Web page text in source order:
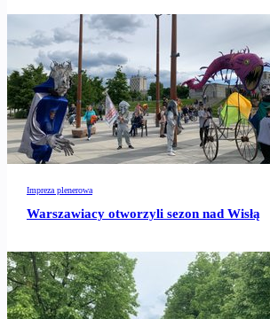
Impreza plenerowa
Warszawiacy otworzyli sezon nad Wisłą